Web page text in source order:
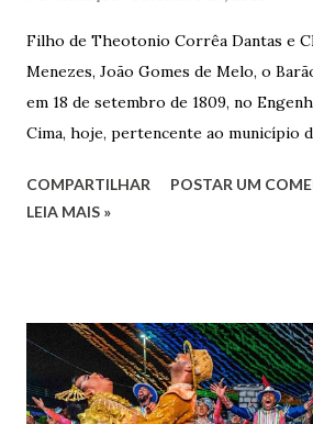
Filho de Theotonio Corrêa Dantas e
Menezes, João Gomes de Melo, o
em 18 de setembro de 1809, no
Cima, hoje, pertencente ao município
José de Faro Leitão, porém o
indiciamento para apropriar-se da
1862, transferiu-se para o Rio de
uma irmã do Visconde de Uruguai. O
COMPARTILHAR
POSTAR UM
LEIA MAIS »